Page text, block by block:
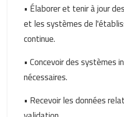
• Élaborer et tenir à jour
et les systèmes de
continue.
• Concevoir des systèmes
nécessaires.
• Recevoir les données